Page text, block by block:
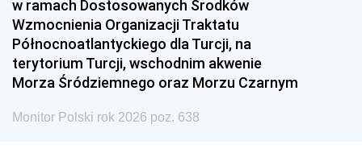
w ramach Dostosowanych Środków
Wzmocnienia Organizacji Traktatu
Północnoatlantyckiego dla Turcji, na
terytorium Turcji, wschodnim akwenie
Morza Śródziemnego oraz Morzu Czarnym
Monitor Polski rok 2026 poz. 638